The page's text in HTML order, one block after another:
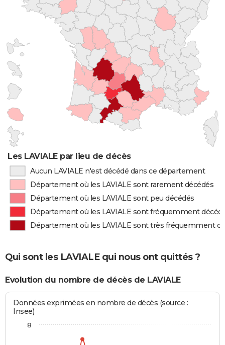
Les LAVIALE par lieu de décès
Aucun LAVIALE n'est décédé dans ce département
Département où les LAVIALE sont rarement décédés
Département où les LAVIALE sont peu décédés
Département où les LAVIALE sont fréquemment
Département où les LAVIALE sont très fréquemment
Qui sont les LAVIALE qui nous ont quittés ?
Evolution du nombre de décès de LAVIALE
Données exprimées en nombre de décès (source :
Insee)
8